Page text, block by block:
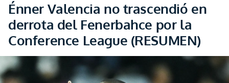
Énner Valencia no trascendió en
derrota del Fenerbahce por la
Conference League (RESUMEN)